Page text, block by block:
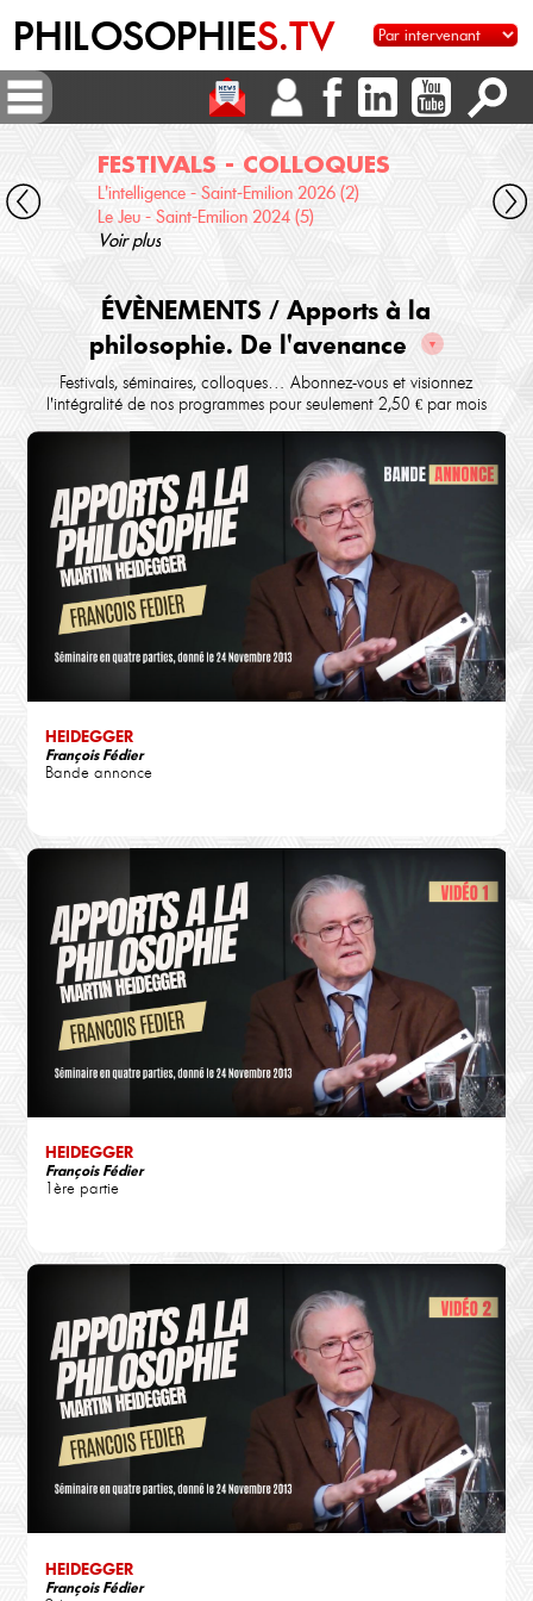
PHILOSOPHIES.TV
FESTIVALS - COLLOQUES
L'intelligence - Saint-Emilion 2026 (2)
Le Jeu - Saint-Emilion 2024 (5)
Voir plus
ÉVÈNEMENTS / Apports à la
philosophie. De l'avenance
▼
Festivals, séminaires, colloques… Abonnez-vous et visionnez
l'intégralité de nos programmes pour seulement 2,50 € par mois
HEIDEGGER
François Fédier
Bande annonce
HEIDEGGER
François Fédier
1ère partie
HEIDEGGER
François Fédier